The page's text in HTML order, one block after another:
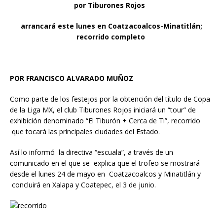
por Tiburones Rojos
arrancará este lunes en Coatzacoalcos-Minatitlán;
recorrido completo
POR FRANCISCO ALVARADO MUÑOZ
Como parte de los festejos por la obtención del título de Copa
de la Liga MX, el club Tiburones Rojos iniciará un “tour” de
exhibición denominado “El Tiburón + Cerca de Ti”, recorrido
que tocará las principales ciudades del Estado.
Así lo informó la directiva “escuala”, a través de un
comunicado en el que se explica que el trofeo se mostrará
desde el lunes 24 de mayo en Coatzacoalcos y Minatitlán y
concluirá en Xalapa y Coatepec, el 3 de junio.